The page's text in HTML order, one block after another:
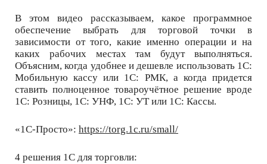
В этом видео рассказываем, какое программное
обеспечение выбрать для торговой точки в
зависимости от того, какие именно операции и на
каких рабочих местах там будут выполняться.
Объясним, когда удобнее и дешевле использовать 1С:
Мобильную кассу или 1С: РМК, а когда придется
ставить полноценное товароучётное решение вроде
1С: Розницы, 1С: УНФ, 1С: УТ или 1С: Кассы.
«1C-Просто»: https://torg.1c.ru/small/
4 решения 1С для торговли: